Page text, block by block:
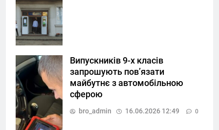
Випускників 9-х класів
запрошують пов’язати
майбутнє з автомобільною
сферою
bro_admin 16.06.2026 12:49 0